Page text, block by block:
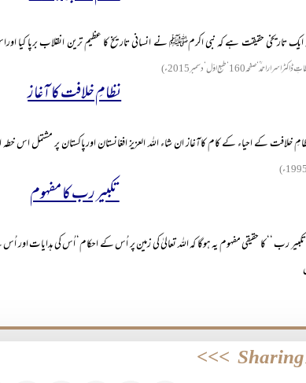
ایک تاریخی حقیقت ہے کہ نبی اکرمﷺ نے انسانی تاریخ کا عظیم ترین انقلاب برپا
اسرار احمد ؒ‘صفحہ160‘طبع اوّل‘دسمبر 2015ء)
نظامِ خلافت کا آغاز
خلافت کے احیاء کے کام کاآغاز ان شاء اللہ العزیز افغانستان اورپاکستان پر مشتمل اس
تکبیر رب کا مفہوم
رب ‘‘ کا حقیقی مفہوم یہ ہوگا کہ اللہ تعالیٰ کی زمین پر اُس کے احکام‘ اُس کی ہدایات اور
>>>